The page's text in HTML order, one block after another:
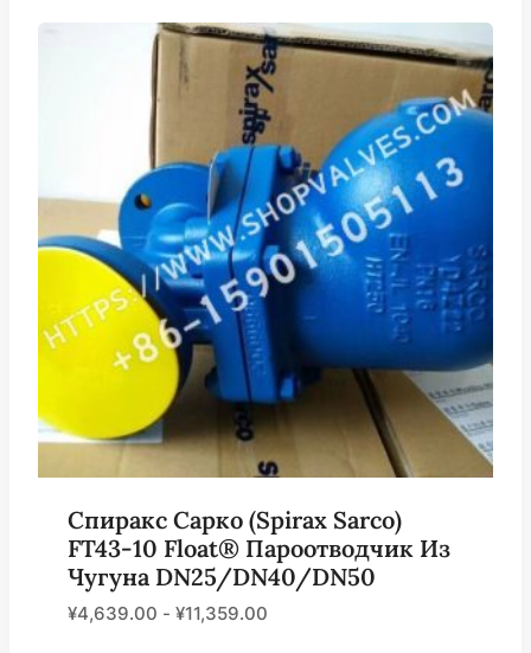
Спиракс Сарко (Spirax Sarco)
FT43-10 Float® Пароотводчик Из
Чугуна DN25/DN40/DN50
¥4,639.00 - ¥11,359.00